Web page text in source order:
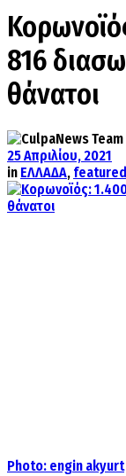
816
θάνατοι
25 Απριλίου, 2021
in ΕΛΛΑΔΑ, featured
Photo: engin akyurt